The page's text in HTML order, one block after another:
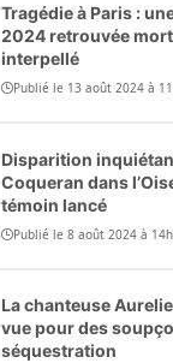
Tragédie à Paris :
2024 retrouvée
interpellé
Publié le 13 août 2024 à
Disparition
Coqueran dans
témoin lancé
Publié le 8 août 2024 à
La chanteuse
vue pour des
séquestration